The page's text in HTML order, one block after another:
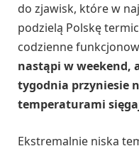
do zjawisk, które w
podzielą Polskę
codzienne
nastąpi w weekend,
tygodnia przyniesie
temperaturami
Ekstremalnie niska